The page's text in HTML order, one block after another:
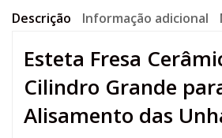
Descrição Informação adicional
Esteta Fresa
Cilindro Grande
Alisamento das